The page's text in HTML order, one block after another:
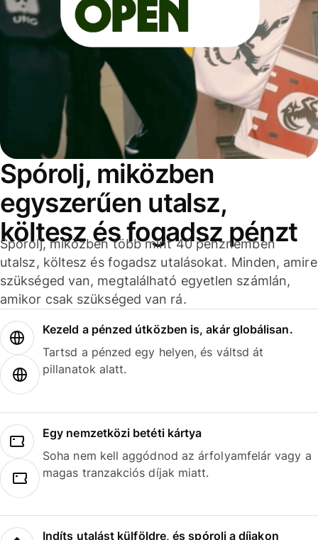
Spórolj, miközben
egyszerűen utalsz,
költesz és fogadsz pénzt
Spórolj, miközben több mint 40 pénznemben
utalsz, költesz és fogadsz utalásokat. Minden, amire
szükséged van, megtalálható egyetlen számlán,
amikor csak szükséged van rá.
Kezeld a pénzed útközben is, akár globálisan.
Tartsd a pénzed egy helyen, és váltsd át
pillanatok alatt.
Egy nemzetközi betéti kártya
Soha nem kell aggódnod az árfolyamfelár vagy a
magas tranzakciós díjak miatt.
Indíts utalást külföldre, és spórolj a díjakon